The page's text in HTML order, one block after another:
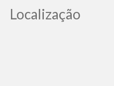
Localização